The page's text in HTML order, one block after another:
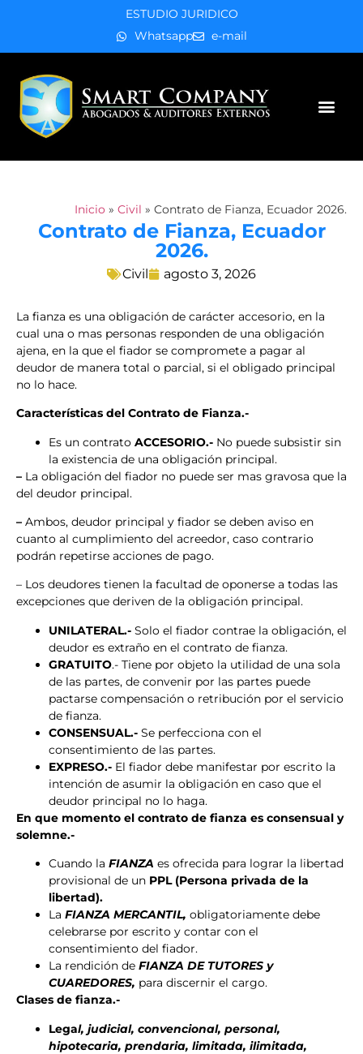
ESTUDIO JURIDICO
Whatsapp
e-mail
Inicio » Civil » Contrato de Fianza, Ecuador 2026.
Contrato de Fianza, Ecuador
2026.
Civil agosto 3, 2026
La fianza es una obligación de carácter accesorio, en la
cual una o mas personas responden de una obligación
ajena, en la que el fiador se compromete a pagar al
deudor de manera total o parcial, si el obligado principal
no lo hace.
Características del Contrato de Fianza.-
Es un contrato ACCESORIO.- No puede subsistir sin
la existencia de una obligación principal.
– La obligación del fiador no puede ser mas gravosa que la
del deudor principal.
– Ambos, deudor principal y fiador se deben aviso en
cuanto al cumplimiento del acreedor, caso contrario
podrán repetirse acciones de pago.
– Los deudores tienen la facultad de oponerse a todas las
excepciones que deriven de la obligación principal.
UNILATERAL.- Solo el fiador contrae la obligación, el
deudor es extraño en el contrato de fianza.
GRATUITO.- Tiene por objeto la utilidad de una sola
de las partes, de convenir por las partes puede
pactarse compensación o retribución por el servicio
de fianza.
CONSENSUAL.- Se perfecciona con el
consentimiento de las partes.
EXPRESO.- El fiador debe manifestar por escrito la
intención de asumir la obligación en caso que el
deudor principal no lo haga.
En que momento el contrato de fianza es consensual y
solemne.-
Cuando la FIANZA es ofrecida para lograr la libertad
provisional de un PPL (Persona privada de la
libertad).
La FIANZA MERCANTIL, obligatoriamente debe
celebrarse por escrito y contar con el
consentimiento del fiador.
La rendición de FIANZA DE TUTORES y
CUAREDORES, para discernir el cargo.
Clases de fianza.-
Legal, judicial, convencional, personal,
hipotecaria, prendaria, limitada, ilimitada,